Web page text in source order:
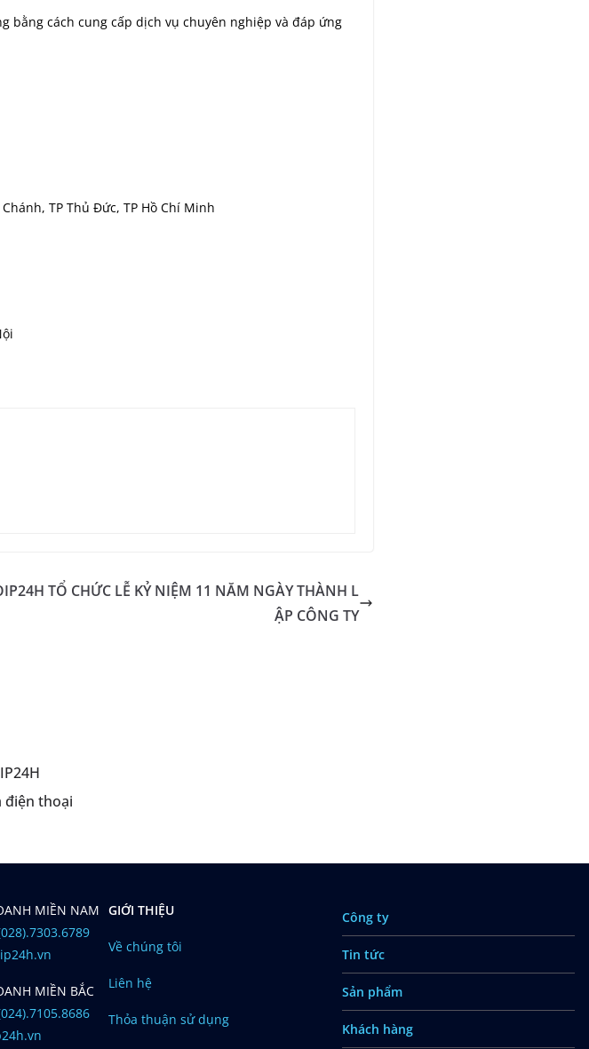
bằng cách cung cấp dịch vụ chuyên nghiệp và đáp ứng
TP Thủ Đức, TP Hồ Chí Minh
TỔ CHỨC LỄ KỶ NIỆM 11 NĂM NGÀY THÀNH L
ẬP CÔNG TY
điện thoại
MIỀN NAM
MIỀN BẮC
GIỚI THIỆU
Về chúng tôi
Liên hệ
Thỏa thuận sử dụng
Công ty
Tin tức
Sản phẩm
Khách hàng